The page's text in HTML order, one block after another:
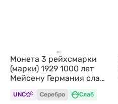
Монета 3 рейхсмарки
(марки) 1929 1000 лет
Мейсену Германия слаб
CPRC MS 64
UNC Серебро Слаб